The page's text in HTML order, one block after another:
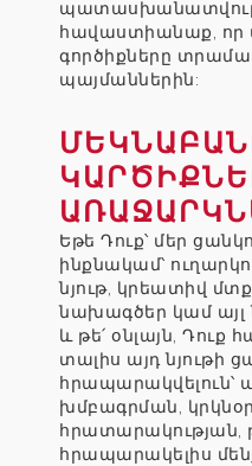
հավաստիանաք, որ
գործիքները
պայմաններին:
ԿԱՐԾԻՔՆԵՐ
Եթե Դուք՝ մեր
ինքնակամ՝
նյութ, կրեատիվ
նախագծեր կամ այլ
և թե՛ օնլայն, Դուք
տալիս այդ նյութի
հրապարակվելուն՝
խմբագրման,
հրատարակության,
հրապարակելիս